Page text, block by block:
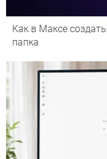
Как в Максе
папка